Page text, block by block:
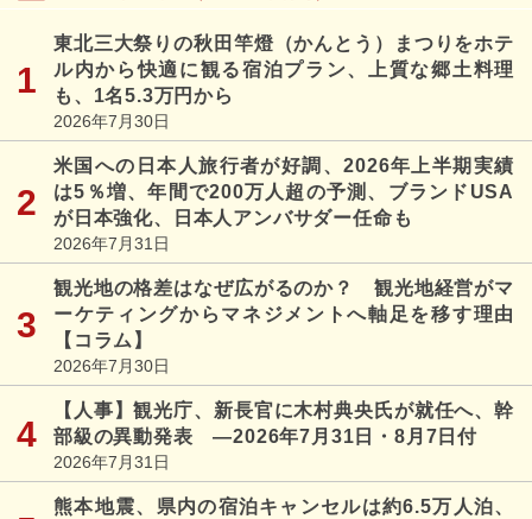
東北三大祭りの秋田竿燈（かんとう）まつりをホテ
ル内から快適に観る宿泊プラン、上質な郷土料理
も、1名5.3万円から
2026年7月30日
米国への日本人旅行者が好調、2026年上半期実績
は5％増、年間で200万人超の予測、ブランドUSA
が日本強化、日本人アンバサダー任命も
2026年7月31日
観光地の格差はなぜ広がるのか？ 観光地経営がマ
ーケティングからマネジメントへ軸足を移す理由
【コラム】
2026年7月30日
【人事】観光庁、新長官に木村典央氏が就任へ、幹
部級の異動発表 ―2026年7月31日・8月7日付
2026年7月31日
熊本地震、県内の宿泊キャンセルは約6.5万人泊、